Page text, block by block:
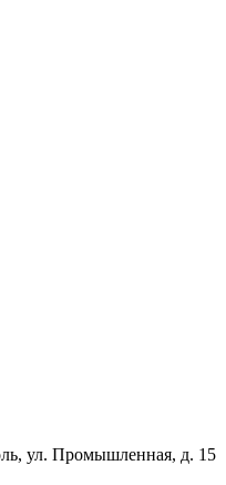
ул. Промышленная, д. 15